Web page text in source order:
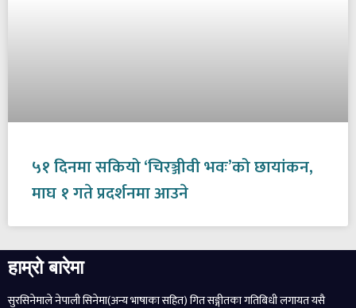
५१ दिनमा सकियो ‘चिरञ्जीवी भवः’को छायांकन,
माघ १ गते प्रदर्शनमा आउने
हाम्रो बारेमा
सुरसिनेमाले नेपाली सिनेमा(अन्य भाषाका सहित) गित सङ्गीतका गतिबिधी लगायत यसै